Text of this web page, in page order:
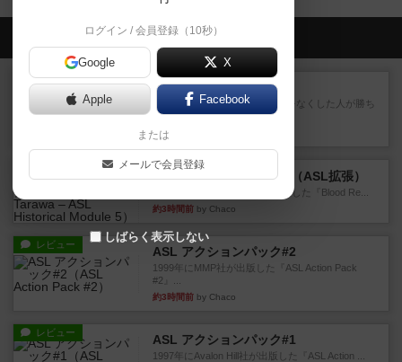
会員の新しい投稿
レビュー ラミィキューブ
数字の牌を出して1番早く手札をなくした人が勝ち
というシンプルだけど非常...
約2時間前
ブラッドリーフ：タラワ（ASL拡張）
1996年にHeat of Battle社が出版した『Blood Re...
約3時間前 by Chaco
レビュー ASL アクションパック#2
1999年にMMP社が出版した『ASL Action Pack
#2』...
約3時間前 by Chaco
レビュー ASL アクションパック#1
1997年にAvalon Hill社が出版した『ASL Action ...
ログイン / 会員登録（10秒）
Google X
Apple Facebook
または
メールで会員登録
しばらく表示しない